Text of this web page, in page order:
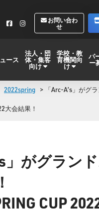
お問い合わ
せ
ース
法人・団
体・集客
向け
学校・教
育機関向
け
パ
ー
2022spring > 「Arc-A’s」がグ
大会結果！
」がグラン
CUP